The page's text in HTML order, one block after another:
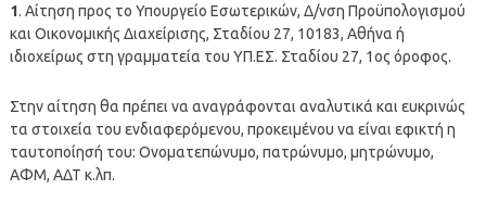
1. Αίτηση προς το Υπουργείο Εσωτερικών, Δ/νση Προϋπολογισμού
και Οικονομικής Διαχείρισης, Σταδίου 27, 10183, Αθήνα ή
ιδιοχείρως στη γραμματεία του ΥΠ.ΕΣ. Σταδίου 27, 1ος όροφος.
Στην αίτηση θα πρέπει να αναγράφονται αναλυτικά και ευκρινώς
τα στοιχεία του ενδιαφερόμενου, προκειμένου να είναι εφικτή η
ταυτοποίησή του: Ονοματεπώνυμο, πατρώνυμο, μητρώνυμο,
ΑΦΜ, ΑΔΤ κ.λπ.